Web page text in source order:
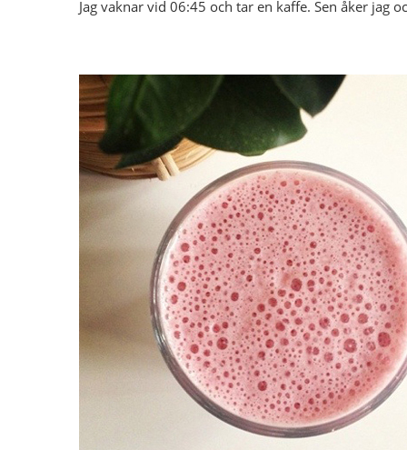
Jag vaknar vid 06:45 och tar en kaffe. Sen åker jag